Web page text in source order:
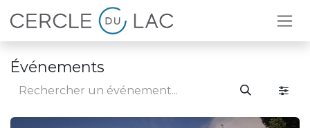
Se rendre au contenu
Événements